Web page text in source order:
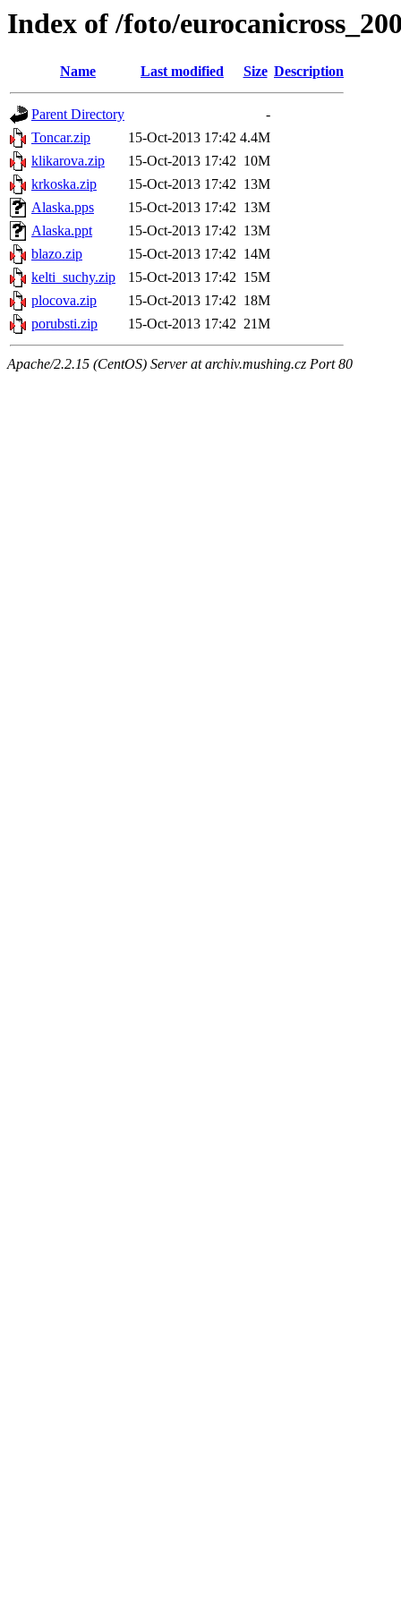
Index of /foto/
Name Last modified Size Description
Parent Directory
-
Toncar.zip
15-Oct-2013 17:42 4.4M
klikarova.zip
15-Oct-2013 17:42 10M
krkoska.zip
15-Oct-2013 17:42 13M
Alaska.pps
15-Oct-2013 17:42 13M
Alaska.ppt
15-Oct-2013 17:42 13M
blazo.zip
15-Oct-2013 17:42 14M
kelti_suchy.zip
15-Oct-2013 17:42 15M
plocova.zip
15-Oct-2013 17:42 18M
porubsti.zip
15-Oct-2013 17:42 21M
Apache/2.2.15 (CentOS) Server at archiv.mushing.cz Port 80